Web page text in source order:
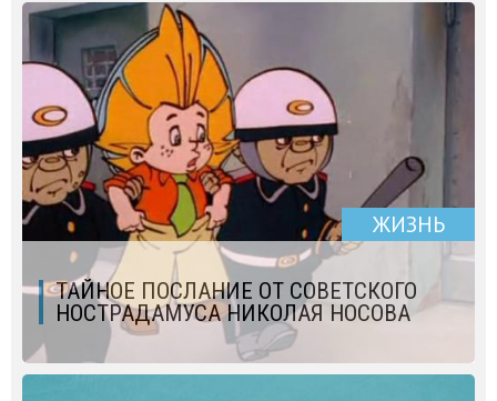
ЖИЗНЬ
ТАЙНОЕ ПОСЛАНИЕ ОТ СОВЕТСКОГО
НОСТРАДАМУСА НИКОЛАЯ НОСОВА